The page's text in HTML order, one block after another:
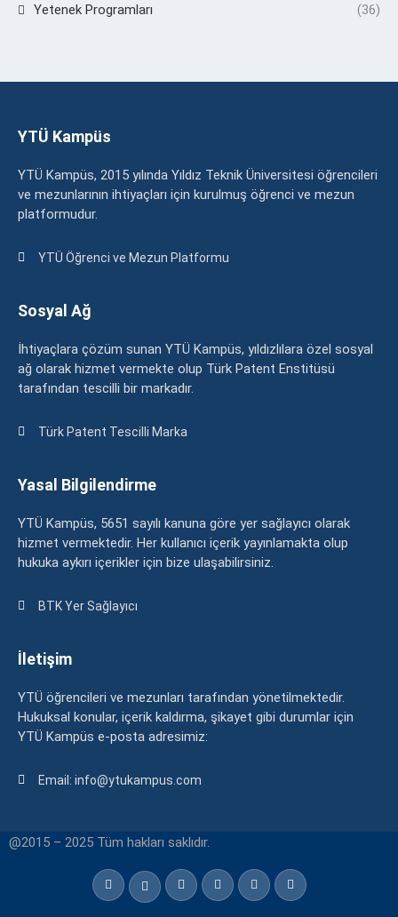
Yetenek Programları (36)
YTÜ Kampüs
YTÜ Kampüs, 2015 yılında Yıldız Teknik Üniversitesi öğrencileri
ve mezunlarının ihtiyaçları için kurulmuş öğrenci ve mezun
platformudur.
YTÜ Öğrenci ve Mezun Platformu
Sosyal Ağ
İhtiyaçlara çözüm sunan YTÜ Kampüs, yıldızlılara özel sosyal
ağ olarak hizmet vermekte olup Türk Patent Enstitüsü
tarafından tescilli bir markadır.
Türk Patent Tescilli Marka
Yasal Bilgilendirme
YTÜ Kampüs, 5651 sayılı kanuna göre yer sağlayıcı olarak
hizmet vermektedir. Her kullanıcı içerik yayınlamakta olup
hukuka aykırı içerikler için bize ulaşabilirsiniz.
BTK Yer Sağlayıcı
İletişim
YTÜ öğrencileri ve mezunları tarafından yönetilmektedir.
Hukuksal konular, içerik kaldırma, şikayet gibi durumlar için
YTÜ Kampüs e-posta adresimiz:
Email: info@ytukampus.com
@2015 – 2025 Tüm hakları saklıdır.